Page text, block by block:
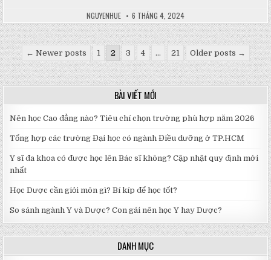
NGUYENHUE 6 THÁNG 4, 2024
Phân
trang
bài
viết
← Newer posts 1 2 3 4 … 21 Older posts →
BÀI VIẾT MỚI
Nên học Cao đẳng nào? Tiêu chí chọn trường phù hợp năm 2026
Tổng hợp các trường Đại học có ngành Điều dưỡng ở TP.HCM
Y sĩ đa khoa có được học lên Bác sĩ không? Cập nhật quy định mới
nhất
Học Dược cần giỏi môn gì? Bí kíp để học tốt?
So sánh ngành Y và Dược? Con gái nên học Y hay Dược?
DANH MỤC